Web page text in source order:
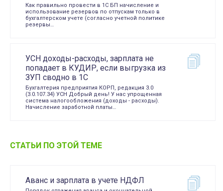
Как правильно провести в 1С БП начисление и
использование резервов по отпускам только в
бухгалтерском учете (согласно учетной политике
резервы…
УСН доходы-расходы, зарплата не
попадает в КУДИР, если выгрузка из
ЗУП сводно в 1С
Бухгалтерия предприятия КОРП, редакция 3.0
(3.0.107.34) УСН Добрый день! У нас упрощенная
система налогообложения (доходы - расходы).
Начисление заработной платы…
СТАТЬИ ПО ЭТОЙ ТЕМЕ
Аванс и зарплата в учете НДФЛ